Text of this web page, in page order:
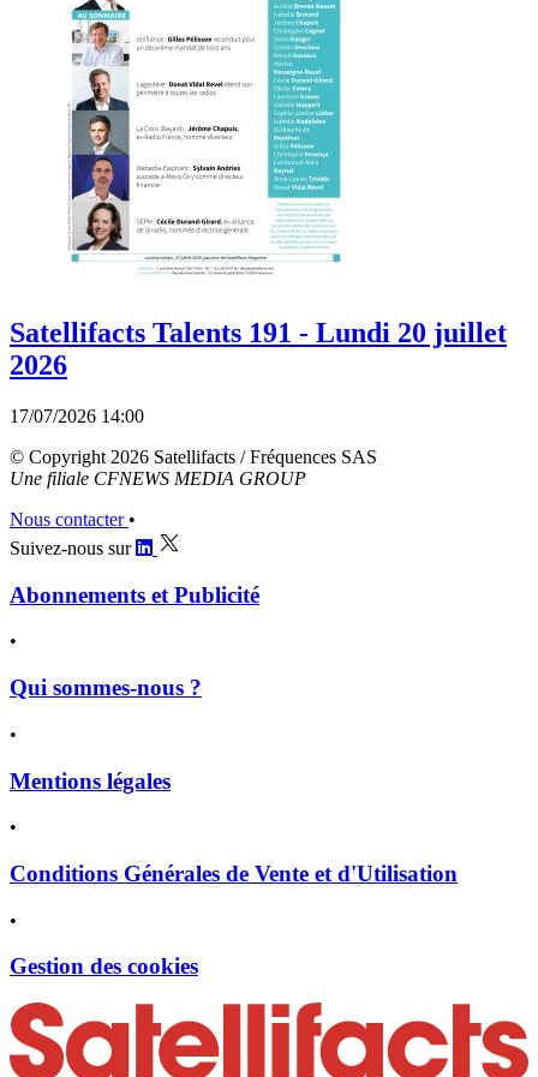
Satellifacts Talents 191 - Lundi 20 juillet
2026
17/07/2026 14:00
© Copyright 2026 Satellifacts / Fréquences SAS
Une filiale CFNEWS MEDIA GROUP
Nous contacter •
Suivez-nous sur
Abonnements et Publicité
•
Qui sommes-nous ?
•
Mentions légales
•
Conditions Générales de Vente et d'Utilisation
•
Gestion des cookies